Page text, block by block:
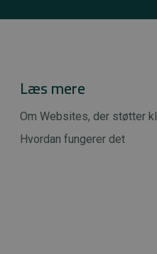
Læs mere
Om Websites, der støtter
Hvordan fungerer det